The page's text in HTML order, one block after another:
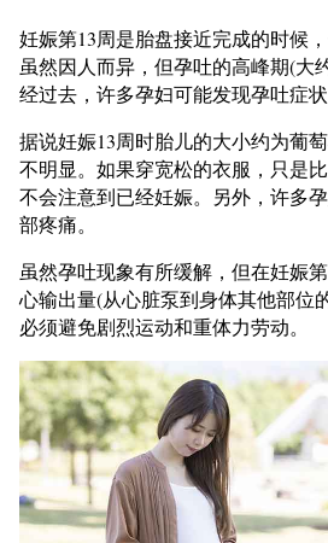
妊娠第13周是胎盘接近完成的时候
虽然因人而异，但孕吐的高峰期(大
经过去，许多孕妇可能发现孕吐症状
据说妊娠13周时胎儿的大小约为葡
不明显。如果穿宽松的衣服，只是
不会注意到已经妊娠。另外，许多
部疼痛。
虽然孕吐现象有所缓解，但在妊娠
心输出量(从心脏泵到身体其他部位
必须避免剧烈运动和重体力劳动。